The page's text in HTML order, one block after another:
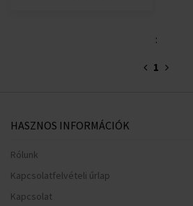
:
1
HASZNOS INFORMÁCIÓK
Rólunk
Kapcsolatfelvételi űrlap
Kapcsolat